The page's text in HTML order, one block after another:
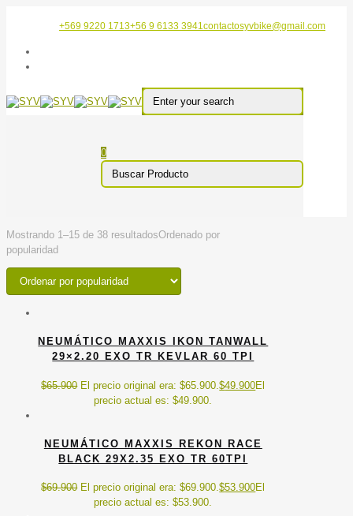
+569 9220 1713+56 9 6133 3941contactosyvbike@gmail.com
0
Mostrando 1–15 de 38 resultadosOrdenado por
popularidad
NEUMÁTICO MAXXIS IKON TANWALL
29×2.20 EXO TR KEVLAR 60 TPI
$65.900 El precio original era: $65.900.$49.900El
precio actual es: $49.900.
NEUMÁTICO MAXXIS REKON RACE
BLACK 29X2.35 EXO TR 60TPI
$69.900 El precio original era: $69.900.$53.900El
precio actual es: $53.900.